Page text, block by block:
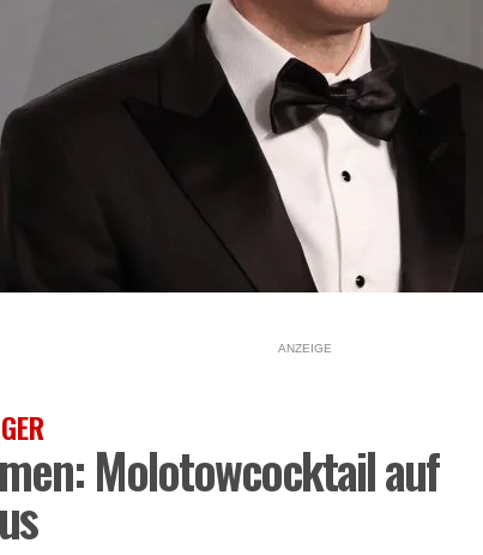
ANZEIGE
Molotowcocktail auf